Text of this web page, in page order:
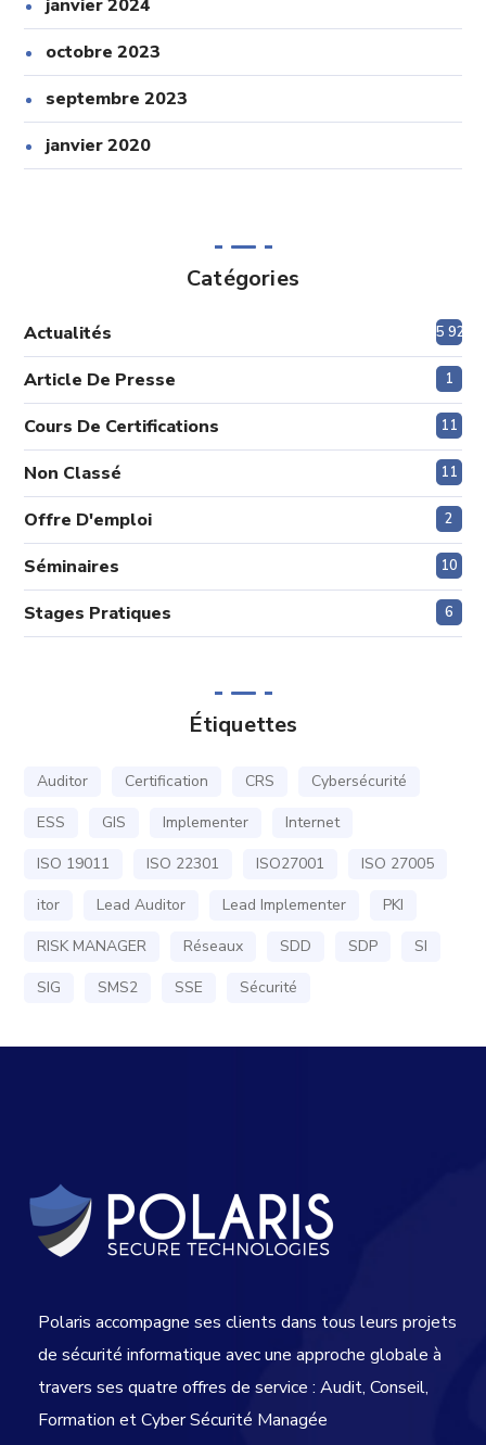
janvier 2024
octobre 2023
septembre 2023
janvier 2020
Catégories
Actualités 5 920
Article De Presse 1
Cours De Certifications 11
Non Classé 11
Offre D'emploi 2
Séminaires 10
Stages Pratiques 6
Étiquettes
Auditor Certification CRS
Cybersécurité
ESS
GIS Implementer
Internet
ISO 19011
ISO 22301 ISO27001
ISO 27005
itor
Lead Auditor Lead Implementer
PKI
RISK MANAGER
Réseaux SDD SDP
SI
SIG
SMS2 SSE Sécurité
Polaris accompagne ses clients dans tous leurs projets
de sécurité informatique avec une approche globale à
travers ses quatre offres de service : Audit, Conseil,
Formation et Cyber Sécurité Managée